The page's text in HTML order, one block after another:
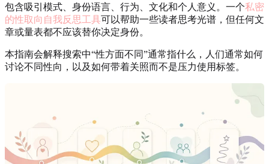
包含吸引模式、身份语言、行为、文化和个人意义。一个私密
的性取向自我反思工具可以帮助一些读者思考光谱，但任何文
章或量表都不应该替你决定身份。
本指南会解释搜索中“性方面不同”通常指什么，人们通常如何
讨论不同性向，以及如何带着关照而不是压力使用标签。